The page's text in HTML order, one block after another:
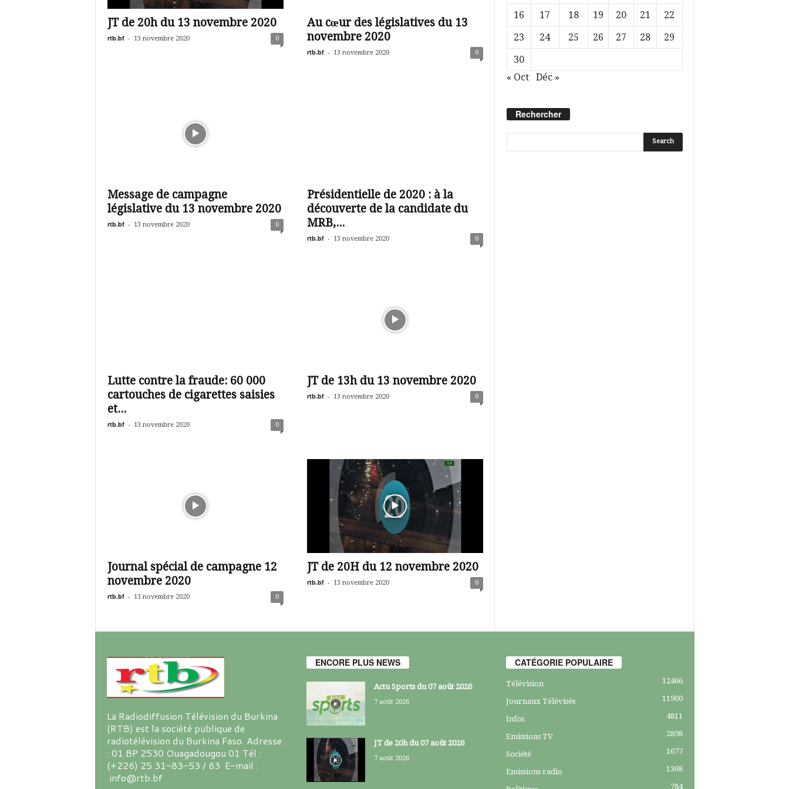
JT de 20h du 13 novembre 2020
rtb.bf - 13 novembre 2020 0
Au cœur des législatives du 13
novembre 2020
rtb.bf - 13 novembre 2020 0
Message de campagne
législative du 13 novembre 2020
rtb.bf - 13 novembre 2020 0
Présidentielle de 2020 : à la
découverte de la candidate du
MRB,...
rtb.bf - 13 novembre 2020 0
Lutte contre la fraude: 60 000
cartouches de cigarettes saisies
et...
rtb.bf - 13 novembre 2020 0
JT de 13h du 13 novembre 2020
rtb.bf - 13 novembre 2020 0
Journal spécial de campagne 12
novembre 2020
rtb.bf - 13 novembre 2020 0
JT de 20H du 12 novembre 2020
rtb.bf - 13 novembre 2020 0
16
17 18 19 20 21
22
23
24 25 26 27 28
29
30
« Oct
Déc »
Rechercher
La Radiodiffusion Télévision du Burkina
(RTB) est la société publique de
radiotélévision du Burkina Faso. Adresse
: 01 BP 2530 Ouagadougou 01 Tél :
(+226) 25 31-83-53 / 63 E-mail :
info@rtb.bf
ENCORE PLUS NEWS
Actu Sports du 07 août 2026
7 août 2026
JT de 20h du 07 août 2026
7 août 2026
CATÉGORIE POPULAIRE
Télévision 12466
Journaux Télévisés 11900
Infos 4811
Emissions TV 2898
Société 1677
Emissions radio 1368
784